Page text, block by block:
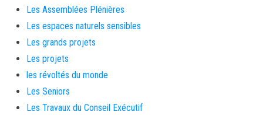
Les Assemblées Plénières
Les espaces naturels sensibles
Les grands projets
Les projets
les révoltés du monde
Les Seniors
Les Travaux du Conseil Exécutif